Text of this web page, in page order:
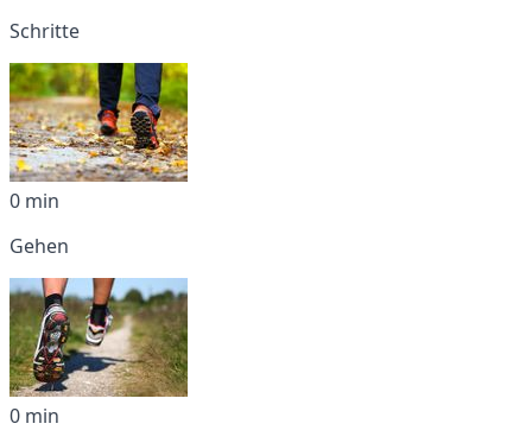
Schritte
0 min
Gehen
0 min